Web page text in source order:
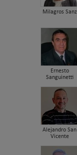
Milagros Sanz
Ernesto
Sanguinetti
Alejandro San
Vicente